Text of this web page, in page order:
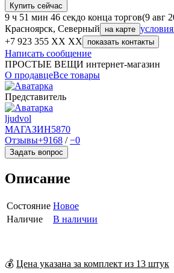
Купить сейчас
9 ч 51 мин 46 секдо конца торгов(9 авг
Красноярск, Северный
на карте
+7 923 355 XX XX
показать контакты
Написать сообщение
ПРОСТЫЕ ВЕЩИ интернет-магазин
О продавцеВсе товары
Представитель
ljudvol
МАГАЗИН5870
Отзывы+9168 /−0
Задать вопрос
Описание
Состояние Новое
Наличие
В наличии
💰 Цена указана за комплект из 13 штук